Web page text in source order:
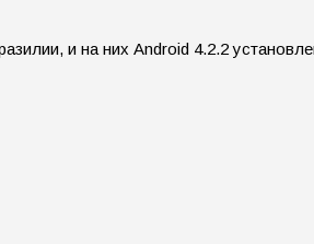
и на них Android 4.2.2